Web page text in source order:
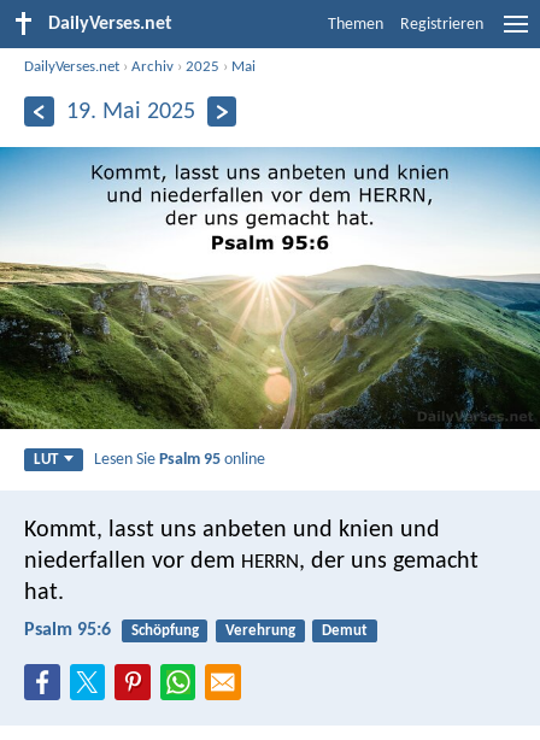
DailyVerses.net Themen Registrieren
DailyVerses.net ›Archiv ›2025 › Mai
19. Mai 2025
LUT Lesen SiePsalm 95 online
Kommt, lasst uns anbeten und knien und
niederfallen vor dem HERRN, der uns gemacht
hat.
Psalm 95:6 Schöpfung Verehrung Demut